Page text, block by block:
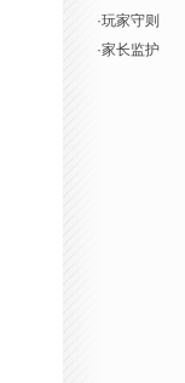
·玩家守则
·家长监护